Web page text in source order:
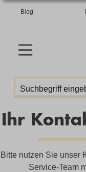
Blog
Ihr
Bitte nutzen Sie unser
Service-Team